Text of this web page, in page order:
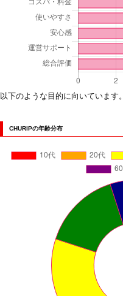
以下のような目的に向いています。
CHURIPの年齢分布